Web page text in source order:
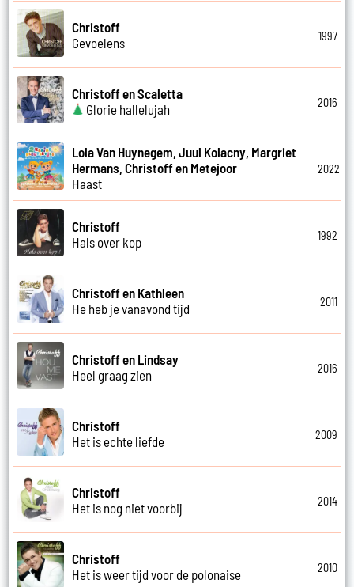
Christoff
Gevoelens
1997
Christoff en Scaletta
Glorie hallelujah
2016
Lola Van Huynegem, Juul Kolacny, Margriet
Hermans, Christoff en Metejoor
Haast
2022
Christoff
Hals over kop
1992
Christoff en Kathleen
He heb je vanavond tijd
2011
Christoff en Lindsay
Heel graag zien
2016
Christoff
Het is echte liefde
2009
Christoff
Het is nog niet voorbij
2014
Christoff
Het is weer tijd voor de polonaise
2010